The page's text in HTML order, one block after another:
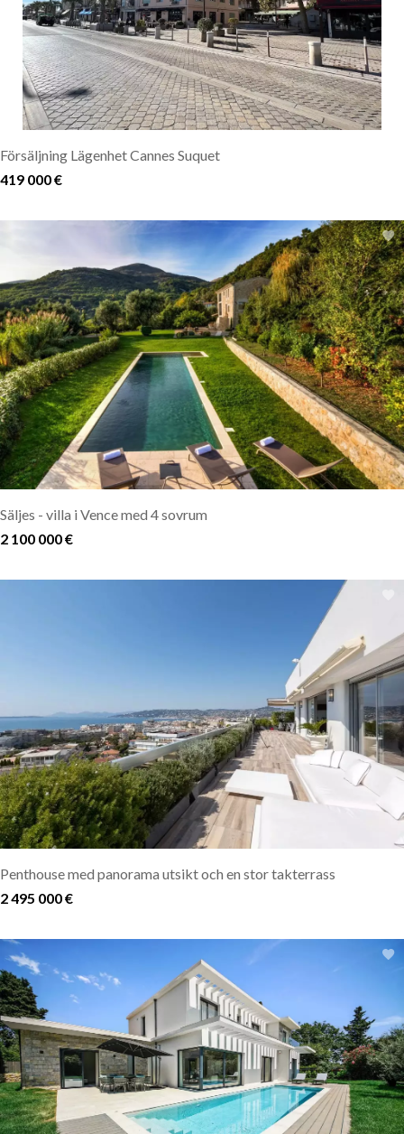
Försäljning Lägenhet Cannes Suquet
419 000 €
Säljes - villa i Vence med 4 sovrum
2 100 000 €
Penthouse med panorama utsikt och en stor takterrass
2 495 000 €